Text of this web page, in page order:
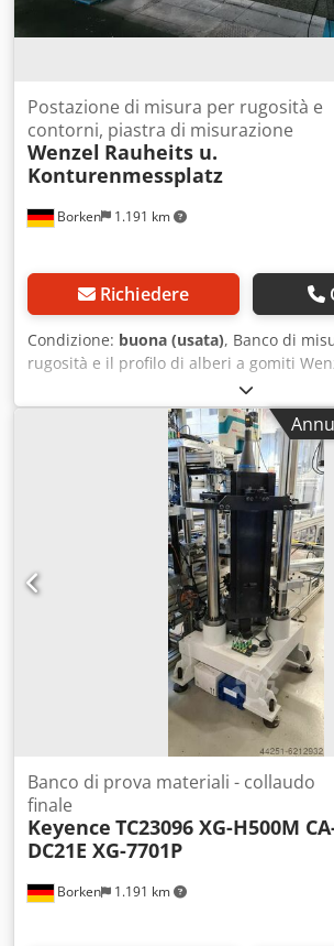
Borken 1.191 km
Postazione di misura per rugosità e
contorni, piastra di misurazione
Wenzel Rauheits u.
Konturenmessplatz
Richiedere
Condizione: buona (usata), Banco di
rugosità e il profilo di alberi a gomiti
Aoihillel Nock Piano di misurazione in
alta durezza Lunghezza: 3670 mm
Tolleranza di planarità secondo la
nominale: 48 µm Valore effettivo: 32 µm
identificativo: 14280 Supporti a rulli JFA È
un finanziamento tramite la nostra
konzept.leasingo.de Ulteriori piani di
diverse dimensioni, nuovi e usati, sono
nostro negozio! Costi di spedizione
disponibili su richiesta!
Borken 1.191 km
Banco di prova materiali - collaudo
finale
Keyence TC23096 XG-H500M
DC21E XG-7701P